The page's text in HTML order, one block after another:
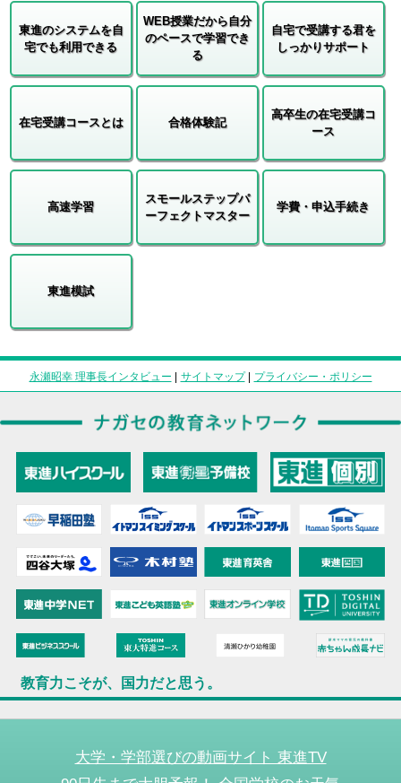
東進のシステムを自
宅でも利用できる
WEB授業だから自分
のペースで学習でき
る
自宅で受講する君を
しっかりサポート
在宅受講コースとは 合格体験記
高卒生の在宅受講コ
ース
高速学習
スモールステップパ
ーフェクトマスター
学費・申込手続き
東進模試
永瀬昭幸 理事長インタビュー サイトマップ| プライバシー・ポリシー
教育力こそが、国力だと思う。
大学・学部選びの動画サイト 東進TV